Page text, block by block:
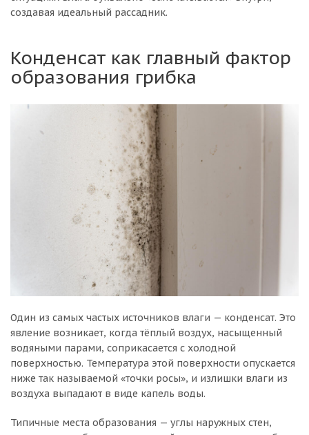
создавая идеальный рассадник.
Конденсат как главный фактор
образования грибка
Один из самых частых источников влаги — конденсат. Это
явление возникает, когда тёплый воздух, насыщенный
водяными парами, соприкасается с холодной
поверхностью. Температура этой поверхности опускается
ниже так называемой «точки росы», и излишки влаги из
воздуха выпадают в виде капель воды.
Типичные места образования — углы наружных стен,